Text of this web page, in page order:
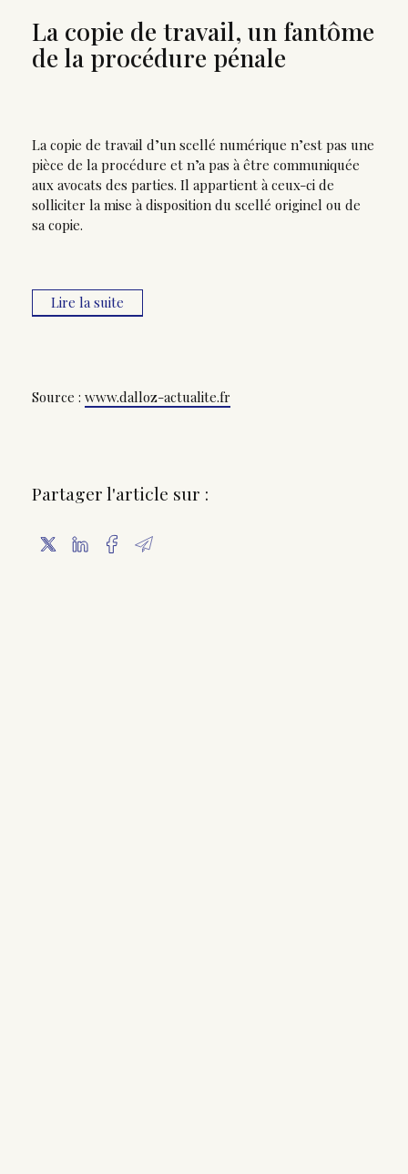
La copie de travail, un fantôme
de la procédure pénale
Source : www.dalloz-actualite.fr
La copie de travail d’un scellé numérique n’est pas une
pièce de la procédure et n’a pas à être communiquée
aux avocats des parties. Il appartient à ceux-ci de
solliciter la mise à disposition du scellé originel ou de
sa copie.
Lire la suite